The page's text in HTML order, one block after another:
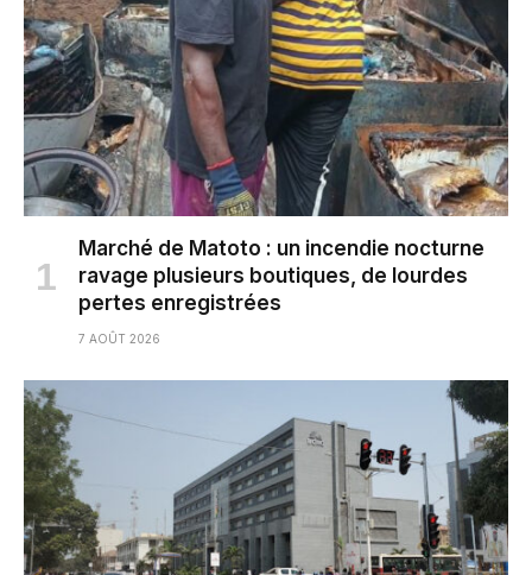
Marché de Matoto : un incendie nocturne
ravage plusieurs boutiques, de lourdes
pertes enregistrées
7 AOÛT 2026